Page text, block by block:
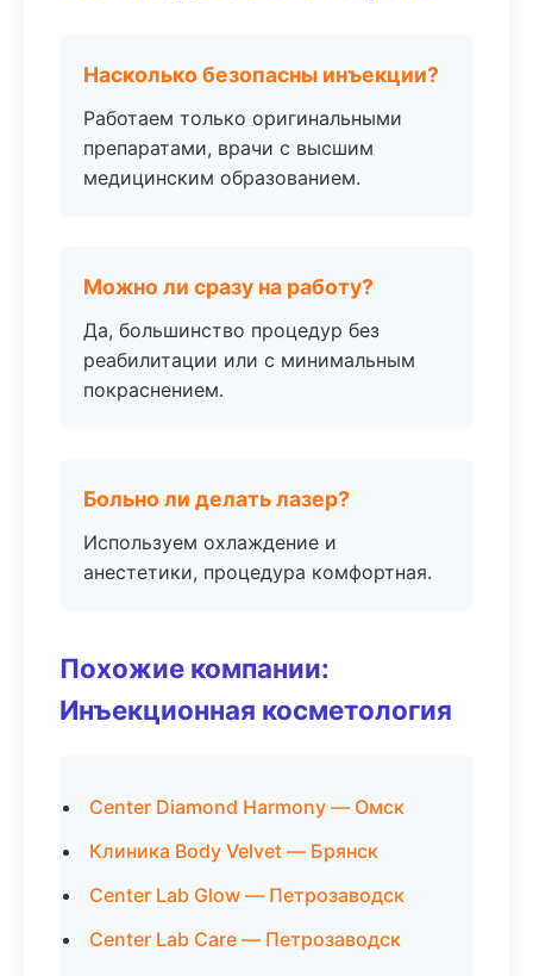
Насколько безопасны инъекции?
Работаем только оригинальными
препаратами, врачи с высшим
медицинским образованием.
Можно ли сразу на работу?
Да, большинство процедур без
реабилитации или с минимальным
покраснением.
Больно ли делать лазер?
Используем охлаждение и
анестетики, процедура комфортная.
Похожие компании:
Инъекционная косметология
Center Diamond Harmony — Омск
Клиника Body Velvet — Брянск
Center Lab Glow — Петрозаводск
Center Lab Care — Петрозаводск